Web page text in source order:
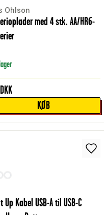
Ohlson
med 4 stk. AA/HR6-
DKK
KØB
Up Kabel USB-A til USB-C